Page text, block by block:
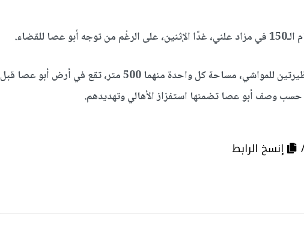
للقضاء.
وكانت وحدات يوآف قد هدمت حظيرتين للمواشي، مساحة كل واحدة منهما 500 متر، تقع في أرض أبو عصا قبل
وصف أبو عصا تضمنها استفزاز الأهالي وتهديدهم.
إنسخ الرابط